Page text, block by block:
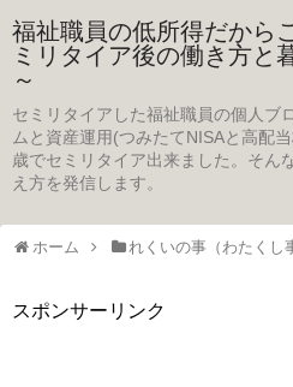
福祉職員の低所得だから
ミリタイア後の働き方と
～
セミリタイアした福祉職員の個人ブ
ムと資産運用(つみたてNISAと高配
歳でセミリタイア出来ました。そん
え方を発信します。
ホーム れくいの事（わたくし
スポンサーリンク